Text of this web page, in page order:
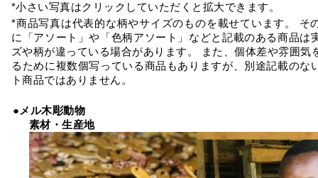
*小さい写真はクリックしていただくと拡大できます。
*商品写真は代表的な柄やサイズのものを載せています。 そ
に「アソート」や「色柄アソート」などと記載のある商品は
ズや柄が違っている場合があります。 また、個体差や雰囲気
るために複数個写っている商品もありますが、別途記載のな
ト商品ではありません。
●メル木彫動物
素材・生産地